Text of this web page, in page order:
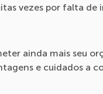
vezes por falta
ainda mais seu
e cuidados a